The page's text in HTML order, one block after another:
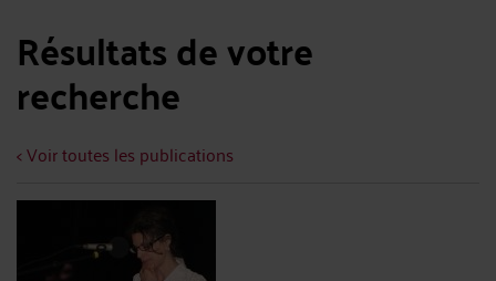
Résultats de votre
recherche
< Voir toutes les publications